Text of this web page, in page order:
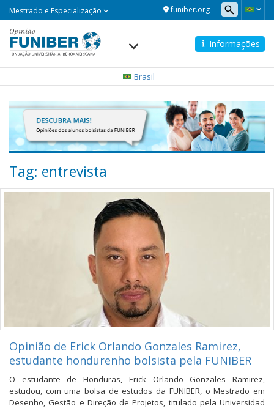
funiber.org
Mestrado e Especialização
Informações
Brasil
Tag: entrevista
Opinião de Erick Orlando Gonzales Ramirez,
estudante hondurenho bolsista pela FUNIBER
O estudante de Honduras, Erick Orlando Gonzales Ramirez,
estudou, com uma bolsa de estudos da FUNIBER, o Mestrado em
Desenho, Gestão e Direção de Projetos, titulado pela Universidad